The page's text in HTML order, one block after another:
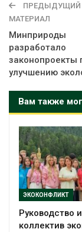
ПРЕДЫДУЩИЙ
МАТЕРИАЛ
Минприроды
разработало
законопроекты
улучшению
Вам также
ЭКОКОНФЛИКТ
Руководство и
коллектив